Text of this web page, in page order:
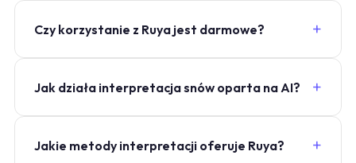
Czy korzystanie z Ruya jest darmowe?
Jak działa interpretacja snów oparta na AI?
Jakie metody interpretacji oferuje Ruya?